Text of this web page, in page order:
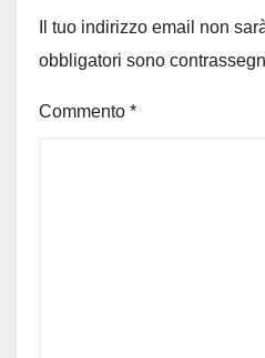
Il tuo indirizzo email non
obbligatori sono
Commento *